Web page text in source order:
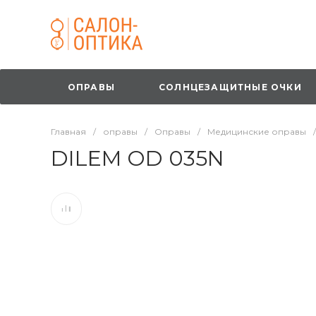
ОПРАВЫ СОЛНЦЕЗАЩИТНЫЕ ОЧКИ
Главная / оправы / Оправы / Медицинские оправы /
DILEM OD 035N